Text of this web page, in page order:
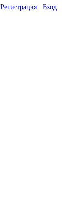
Регистрация Вход